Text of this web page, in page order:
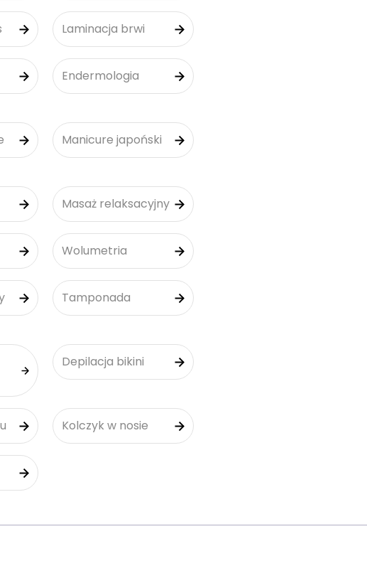
Laminacja brwi
Endermologia
Manicure japoński
Masaż relaksacyjny
Wolumetria
Tamponada
Depilacja bikini
Kolczyk w nosie